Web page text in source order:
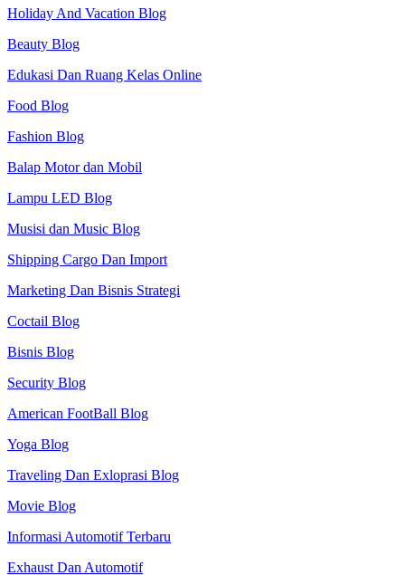
Holiday And Vacation Blog
Beauty Blog
Edukasi Dan Ruang Kelas Online
Food Blog
Fashion Blog
Balap Motor dan Mobil
Lampu LED Blog
Musisi dan Music Blog
Shipping Cargo Dan Import
Marketing Dan Bisnis Strategi
Coctail Blog
Bisnis Blog
Security Blog
American FootBall Blog
Yoga Blog
Traveling Dan Exloprasi Blog
Movie Blog
Informasi Automotif Terbaru
Exhaust Dan Automotif